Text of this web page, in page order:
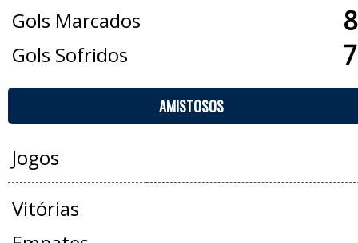
Gols Marcados
Gols Sofridos
AMISTOSOS
Jogos
Vitórias